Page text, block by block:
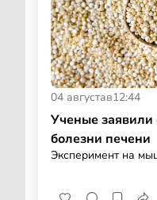
04 августав12:44
Ученые
болезни печени
Эксперимент на